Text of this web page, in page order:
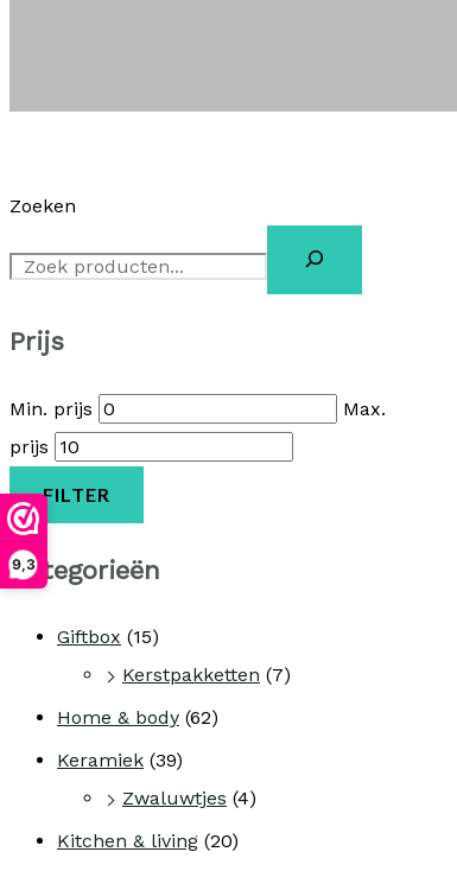
9,3
Zoeken
Prijs
Min. prijs
Max.
prijs
FILTER
Categorieën
Giftbox (15)
Kerstpakketten (7)
Home & body (62)
Keramiek (39)
Zwaluwtjes (4)
Kitchen & living (20)